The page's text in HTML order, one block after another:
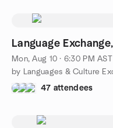
Mon, Aug 10 · 6:30 PM AST
47 attendees